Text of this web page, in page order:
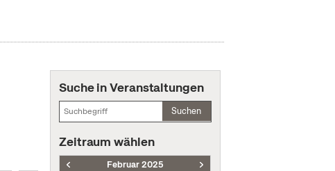
Suche in Veranstaltungen
Suchen
Zeitraum wählen
Februar 2025